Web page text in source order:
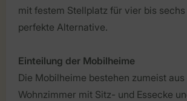
mit festem Stellplatz für vier bis sechs
perfekte Alternative.
Einteilung der Mobilheime
Die Mobilheime bestehen zumeist aus
Wohnzimmer mit Sitz- und Essecke